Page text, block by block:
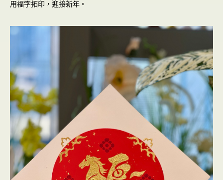
用福字拓印，迎接新年。